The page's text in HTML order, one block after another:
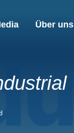
Über uns